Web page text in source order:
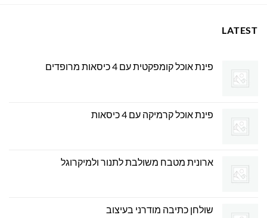
LATEST
פינת אוכל קומפקטית עם 4 כיסאות מרופדים
פינת אוכל קרמיקה עם 4 כיסאות
ארונית מטבח משולבת לתנור ולמיקרוגל
שולחן כתיבה מודרני בעיצוב